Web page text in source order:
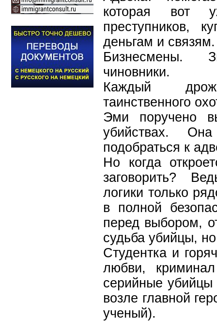
которая вот
преступников,
деньгам и связям.
Бизнесмены.
чиновники.
Каждый
таинственного
Эми поручено
убийствах.
подобраться к
Но когда
заговорить?
логики только
в полной
перед выбором,
судьба убийцы,
Студентка и
любви,
серийные
возле главной
ученый).